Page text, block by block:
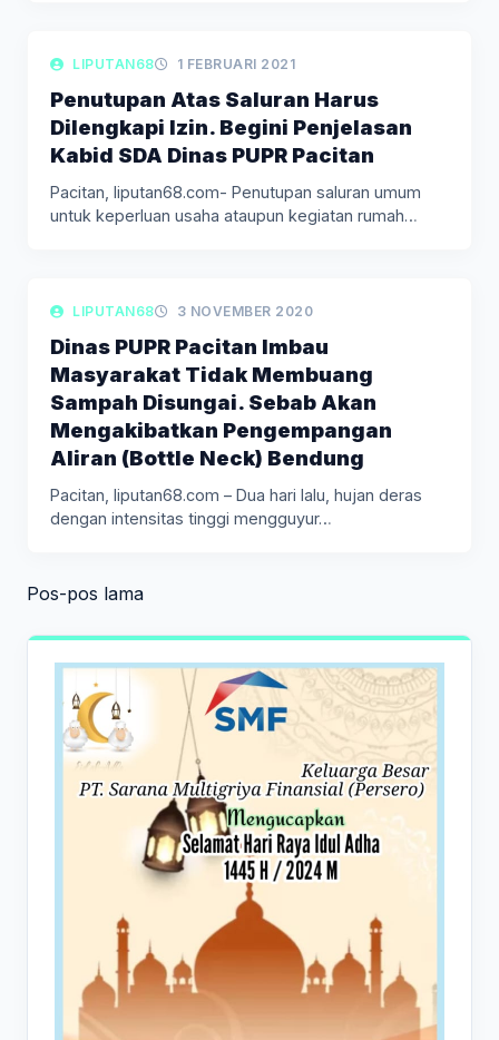
LIPUTAN BERITA
LIPUTAN68 1 FEBRUARI 2021
Penutupan Atas Saluran Harus
Dilengkapi Izin. Begini Penjelasan
Kabid SDA Dinas PUPR Pacitan
Pacitan, liputan68.com- Penutupan saluran umum
untuk keperluan usaha ataupun kegiatan rumah
LIPUTAN BERITA
LIPUTAN68 3 NOVEMBER 2020
Dinas PUPR Pacitan Imbau
Masyarakat Tidak Membuang
Sampah Disungai. Sebab Akan
Mengakibatkan Pengempangan
Aliran (Bottle Neck) Bendung
Pacitan, liputan68.com – Dua hari lalu, hujan deras
dengan intensitas tinggi mengguyur…
Navigasi
Pos-pos lama